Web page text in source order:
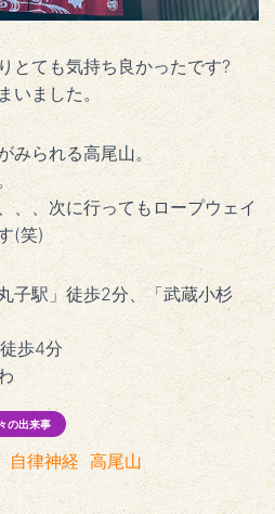
とても気持ち良かったです?
いました。
みられる高尾山。
、、次に行ってもロープウェイ
(笑)
子駅」徒歩2分、「武蔵小杉
歩4分
の出来事
自律神経 高尾山